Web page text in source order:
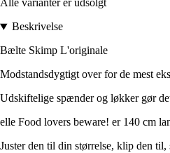
Alle varianter er udsolgt
Beskrivelse
Bælte Skimp L'originale
Modstandsdygtigt over for de mest
Udskiftelige spænder og løkker gør
elle Food lovers beware! er 140 cm
Juster den til din størrelse, klip den